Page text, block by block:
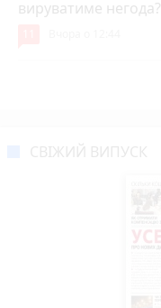
вируватиме негода?